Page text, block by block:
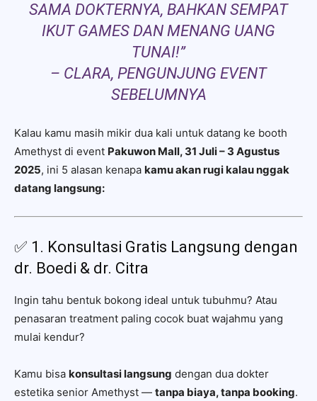
SAMA DOKTERNYA, BAHKAN SEMPAT
IKUT GAMES DAN MENANG UANG
TUNAI!”
– CLARA, PENGUNJUNG EVENT
SEBELUMNYA
Kalau kamu masih mikir dua kali untuk datang ke booth
Amethyst di event Pakuwon Mall, 31 Juli – 3 Agustus
2025, ini 5 alasan kenapa kamu akan rugi kalau nggak
datang langsung:
✅ 1. Konsultasi Gratis Langsung dengan
dr. Boedi & dr. Citra
Ingin tahu bentuk bokong ideal untuk tubuhmu? Atau
penasaran treatment paling cocok buat wajahmu yang
mulai kendur?
Kamu bisa konsultasi langsung dengan dua dokter
estetika senior Amethyst — tanpa biaya, tanpa booking.